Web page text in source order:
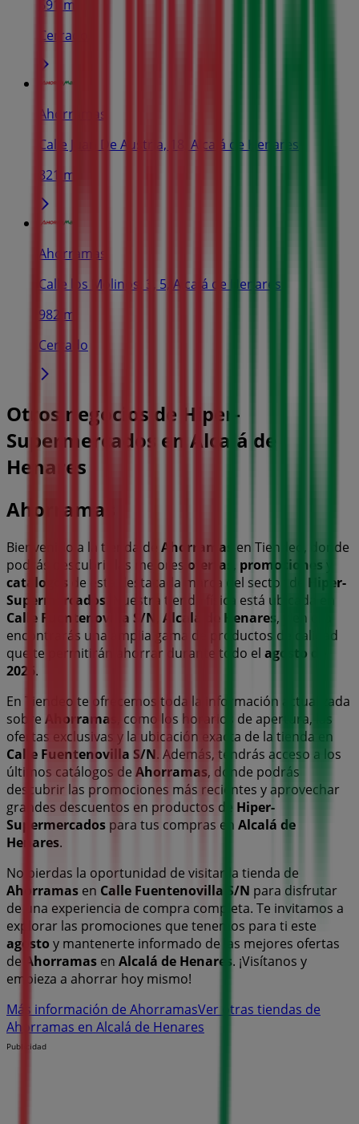
691 m
Cerrado
Ahorramas
Calle Juan De Austria, 18, Alcalá de Henares
821 m
Ahorramas
Calle los Molinos, 3, 5, Alcalá de Henares
982 m
Cerrado
Otros negocios de Hiper-
Supermercados en Alcalá de
Henares
Ahorramas
Bienvenido a la tienda de Ahorramas
en Tiendeo, donde
podrás descubrir las mejores ofertas , promociones
catálogos de esta destacada marca del sector de Hiper-
Supermercados . Nuestra tienda física está ubicada en
Calle Fuentenovilla S/N Alcalá de Henares, y en ella
encontrarás una amplia gama de productos de calidad
que te permitirán ahorrar durante todo el agosto de
2026 .
En Tiendeo te ofrecemos toda la información actualizada
sobre Ahorramas
, como los horarios de apertura, las
ofertas exclusivas y la ubicación exacta de la tienda en
Calle Fuentenovilla S/N. Además, tendrás acceso a los
últimos catálogos de Ahorramas, donde podrás
descubrir las promociones más recientes y aprovechar
grandes descuentos en productos de Hiper-
Supermercados para tus compras en Alcalá de
Henares.
No pierdas la oportunidad de visitar la tienda de
Ahorramas en Calle Fuentenovilla S/N para disfrutar
de una experiencia de compra completa. Te invitamos a
explorar las promociones que tenemos para ti este
agosto y mantenerte informado de las mejores ofertas
de Ahorramas en Alcalá de Henares. ¡Visítanos y
empieza a ahorrar hoy mismo!
Más información de AhorramasVer otras tiendas de
Ahorramas en Alcalá de Henares
Publicidad